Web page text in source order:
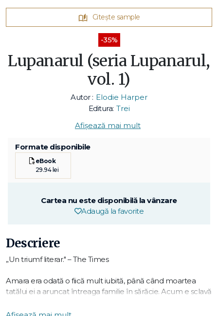
Citește sample
-35%
Lupanarul (seria Lupanarul,
vol. 1)
Autor : Elodie Harper
Editura: Trei
Afișează mai mult
Formate disponibile
eBook
29.94 lei
Cartea nu este disponibilă la vânzare
Adaugă la favorite
Descriere
„Un triumf literar." – The Times
Amara era odată o fiică mult iubită, până când moartea
tatălui ei a aruncat întreaga familie în sărăcie. Acum e sclavă
antic Pompeii, condus de un bărbat pe care îl disprețuiește.